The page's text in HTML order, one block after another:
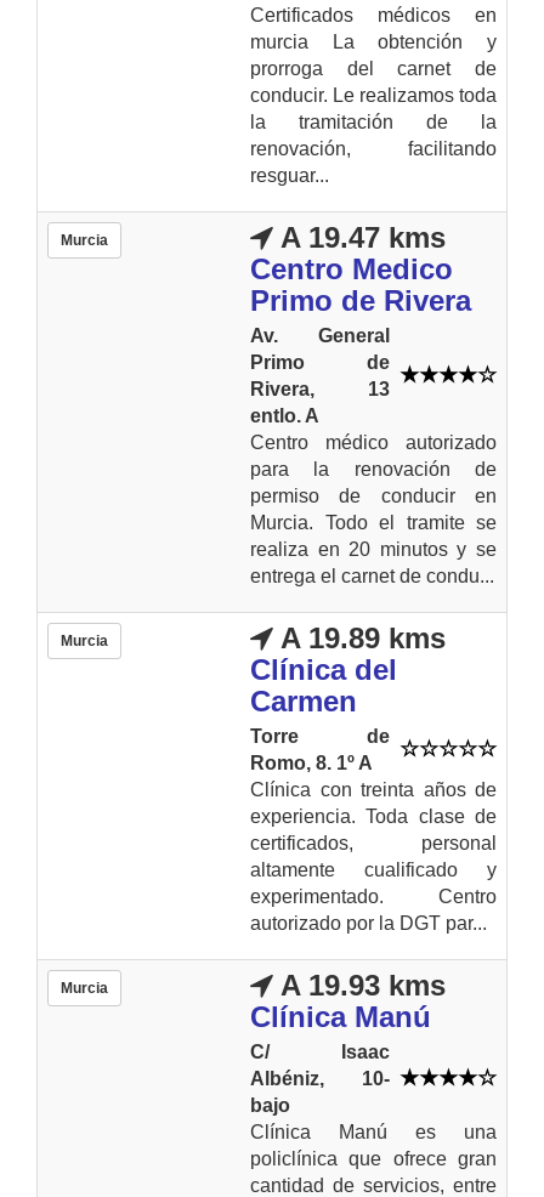
Certificados médicos en
murcia La obtención y
prorroga del carnet de
conducir. Le realizamos toda
la tramitación de la
renovación, facilitando
resguar...
Murcia
A 19.47 kms
Centro Medico
Primo de Rivera
Av. General
Primo de
Rivera, 13
entlo. A
Centro médico autorizado
para la renovación de
permiso de conducir en
Murcia. Todo el tramite se
realiza en 20 minutos y se
entrega el carnet de condu...
Murcia
A 19.89 kms
Clínica del
Carmen
Torre de
Romo, 8. 1º A
Clínica con treinta años de
experiencia. Toda clase de
certificados, personal
altamente cualificado y
experimentado. Centro
autorizado por la DGT par...
Murcia
A 19.93 kms
Clínica Manú
C/ Isaac
Albéniz, 10-
bajo
Clínica Manú es una
policlínica que ofrece gran
cantidad de servicios, entre